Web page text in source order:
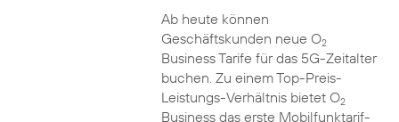
Ab heute können
Geschäftskunden neue O2
Business Tarife für das 5G-Zeitalter
buchen. Zu einem Top-Preis-
Leistungs-Verhältnis bietet O2
Business das erste Mobilfunktarif-